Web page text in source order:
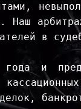
Наш
в
и